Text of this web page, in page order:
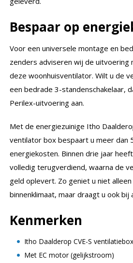
Bespaar op
Voor een universele montage en
zenders adviseren wij de uitvoering
deze woonhuisventilator. Wilt u de
een bedrade 3-standenschakelaar,
Perilex-uitvoering aan.
Met de energiezuinige Itho
ventilator box bespaart u meer dan
energiekosten. Binnen drie jaar
volledig terugverdiend, waarna de
geld oplevert. Zo geniet u niet
binnenklimaat, maar draagt u ook bij
Kenmerken
Itho Daalderop CVE-S
Met EC motor (gelijkstroom)